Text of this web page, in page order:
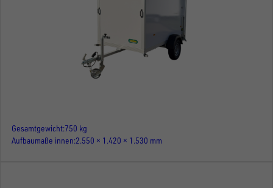
Gesamtgewicht 750 kg
Aufbaumaße innen 2.550 × 1.420 × 1.530 mm